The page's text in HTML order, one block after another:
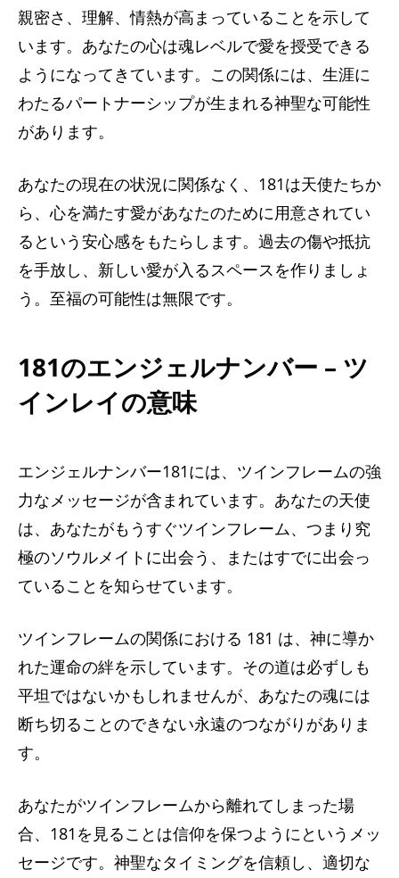
親密さ、理解、情熱が高まっていることを示して
います。あなたの心は魂レベルで愛を授受できる
ようになってきています。この関係には、生涯に
わたるパートナーシップが生まれる神聖な可能性
があります。
あなたの現在の状況に関係なく、181は天使たちか
ら、心を満たす愛があなたのために用意されてい
るという安心感をもたらします。過去の傷や抵抗
を手放し、新しい愛が入るスペースを作りましょ
う。至福の可能性は無限です。
181のエンジェルナンバー – ツ
インレイの意味
エンジェルナンバー181には、ツインフレームの強
力なメッセージが含まれています。あなたの天使
は、あなたがもうすぐツインフレーム、つまり究
極のソウルメイトに出会う、またはすでに出会っ
ていることを知らせています。
ツインフレームの関係における 181 は、神に導か
れた運命の絆を示しています。その道は必ずしも
平坦ではないかもしれませんが、あなたの魂には
断ち切ることのできない永遠のつながりがありま
す。
あなたがツインフレームから離れてしまった場
合、181を見ることは信仰を保つようにというメッ
セージです。神聖なタイミングを信頼し、適切な